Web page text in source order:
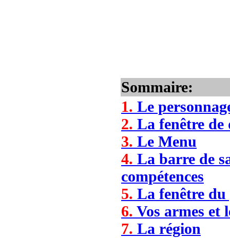
Sommaire:
1. Le
2. La fenêtre de
3. Le Menu
4. La barre de
compétences
5. La fenêtre du
6. Vos armes et
7. La région